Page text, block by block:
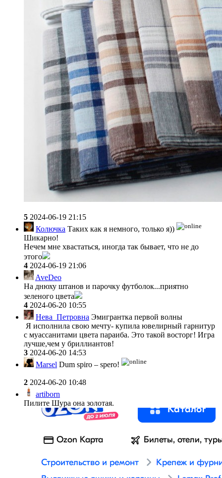
5 2024-06-19 21:15
Колючка Таких как я немного, только я))
Шикарно!
Нечем мне хвастаться, иногда так бывает, что не до
этого
4 2024-06-19 21:06
AveDeo
На днюху штанов и парочку футболок...приятно
зеленого цвета
4 2024-06-20 10:55
Нева_Петровна Эмигрантка первой волны
Я исполнила свою мечту- купила ювелирный гарнитур
с муассанитами цвета параиба. Это такой восторг! Игра
лучше,чем у бриллиантов!
3 2024-06-20 14:53
Marsel Dum spiro – spero!
2 2024-06-20 10:48
artiborn
Пилите Шура она золотая.